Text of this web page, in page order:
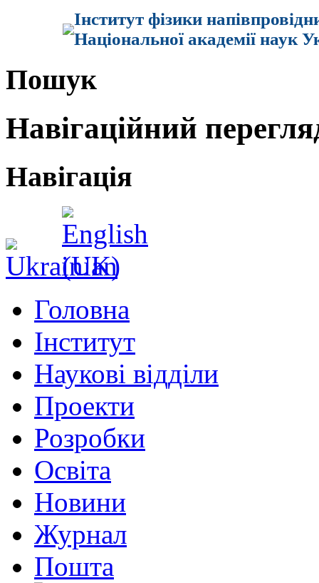
Інститут фізики
Національної академії наук
Пошук
Навігаційний
Навігація
Головна
Інститут
Наукові відділи
Проекти
Розробки
Освіта
Новини
Журнал
Пошта